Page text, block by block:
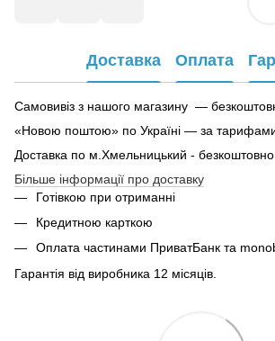
Доставка Оплата
Самовивіз з нашого магазину —
«Новою поштою» по Україні — за
Доставка по м.Хмельницький - безкоштовно
Більше інформації про доставку
Готівкою при отриманні
Кредитною карткою
Оплата частинами ПриватБанк та
Гарантія від виробника 12 місяців.